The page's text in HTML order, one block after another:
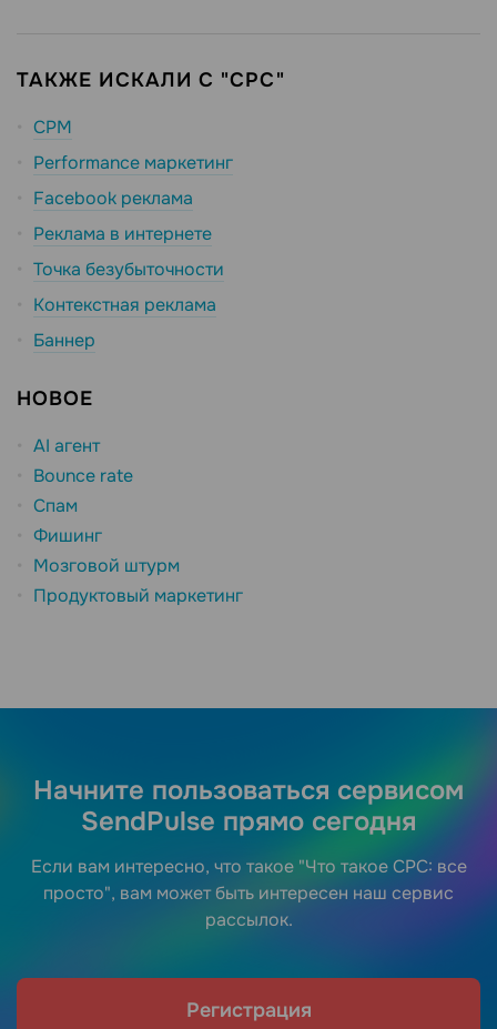
ТАКЖЕ ИСКАЛИ С "CPC"
CPM
Performance маркетинг
Facebook реклама
Реклама в интернете
Точка безубыточности
Контекстная реклама
Баннер
НОВОЕ
AI агент
Bounce rate
Спам
Фишинг
Мозговой штурм
Продуктовый маркетинг
Начните пользоваться сервисом
SendPulse прямо сегодня
Если вам интересно, что такое "Что такое CPC: все
просто", вам может быть интересен наш сервис
рассылок.
Регистрация